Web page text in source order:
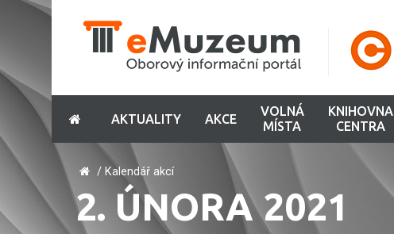
AKTUALITY AKCE
VOLNÁ
MÍSTA
KNIHOVNA
CENTRA
/ Kalendář akcí
2. ÚNORA 2021